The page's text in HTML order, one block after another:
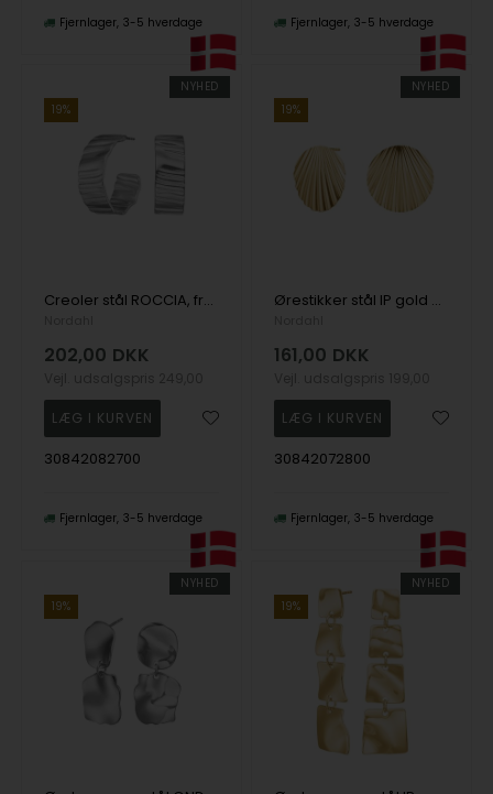
Fjernlager 3-5 hverdage Fjernlager 3-5 hverdage
NYHED
19%
Creoler stål ROCCIA, fra Nordahl
202,00 DKK
30842082700
Fjernlager 3-5 hverdage
NYHED
19%
Ørestikker stål IP gold SOLE, fra Nordahl
161,00 DKK
30842072800
Fjernlager 3-5 hverdage
NYHED
19%
NYHED
19%